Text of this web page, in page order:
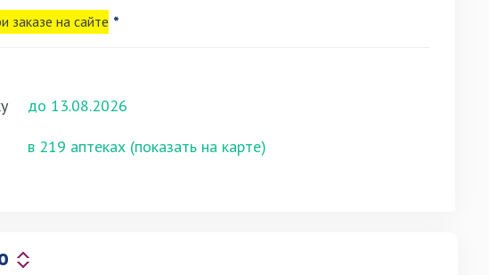
заказе на сайте *
до 13.08.2026
в 219 аптеках (показать на карте)